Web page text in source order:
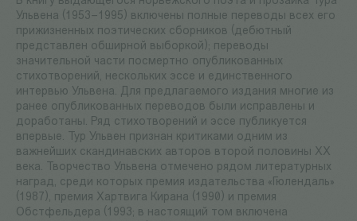
Ульвена (1953–1995) включены полные переводы всех его
прижизненных поэтических сборников (дебютный
представлен обширной выборкой); переводы
значительной части посмертно опубликованных
стихотворений, нескольких эссе и единственного
интервью Ульвена. Для предлагаемого издания многие из
ранее опубликованных переводов были исправлены и
доработаны. Ряд стихотворений и эссе публикуется
впервые. Тур Ульвен признан критиками одним из
важнейших скандинавских авторов второй половины XX
века. Творчество Ульвена отмечено рядом литературных
наград, среди которых премия издательства «Гюлендаль»
(1987), премия Хартвига Кирана (1990) и премия
Обстфельдера (1993; в настоящий том включена